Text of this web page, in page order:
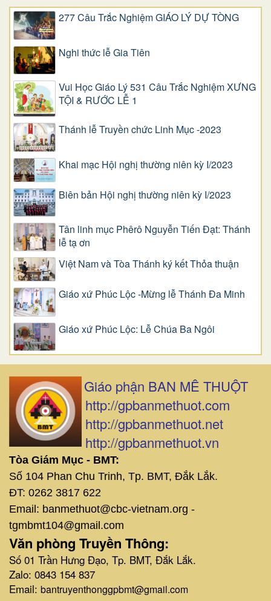
277 Câu Trắc Nghiệm GIÁO LÝ DỰ TÒNG
Nghi thức lễ Gia Tiên
Vui Học Giáo Lý 531 Câu Trắc Nghiệm XƯNG
TỘI & RƯỚC LỄ 1
Thánh lễ Truyền chức Linh Mục -2023
Khai mạc Hội nghị thường niên kỳ I/2023
Biên bản Hội nghị thường niên kỳ I/2023
Tân linh mục Phêrô Nguyễn Tiến Đạt: Thánh
lễ tạ ơn
Việt Nam và Tòa Thánh ký kết Thỏa thuận
Giáo xứ Phúc Lộc -Mừng lễ Thánh Đa Minh
Giáo xứ Phúc Lộc: Lễ Chúa Ba Ngôi
Giáo phận BAN MÊ THUỘT
http://gpbanmethuot.com
http://gpbanmethuot.net
http://gpbanmethuot.vn
Tòa Giám Mục - BMT:
Số 104 Phan Chu Trinh, Tp. BMT, Đắk Lắk.
ĐT: 0262 3817 622
Email: banmethuot@cbc-vietnam.org -
tgmbmt104@gmail.com
Văn phòng Truyền Thông:
Số 01 Trần Hưng Đạo, Tp. BMT, Đắk Lắk.
Zalo: 0843 154 837
Email: bantruyenthonggpbmt@gmail.com